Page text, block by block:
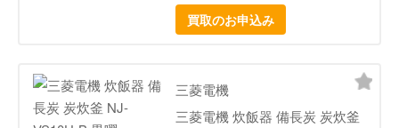
買取のお申込み
三菱電機
三菱電機 炊飯器 備長炭 炭炊釜